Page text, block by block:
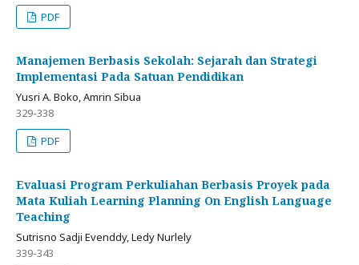
PDF
Manajemen Berbasis Sekolah: Sejarah dan Strategi
Implementasi Pada Satuan Pendidikan
Yusri A. Boko, Amrin Sibua
329-338
PDF
Evaluasi Program Perkuliahan Berbasis Proyek pada
Mata Kuliah Learning Planning On English Language
Teaching
Sutrisno Sadji Evenddy, Ledy Nurlely
339-343